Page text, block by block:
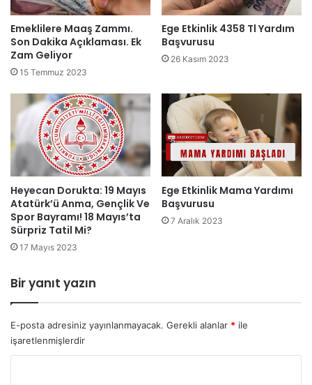
Emeklilere Maaş Zammı.
Son Dakika Açıklaması. Ek
Zam Geliyor
15 Temmuz 2023
Ege Etkinlik 4358 Tl Yardım
Başvurusu
26 Kasım 2023
Heyecan Dorukta: 19 Mayıs
Atatürk’ü Anma, Gençlik Ve
Spor Bayramı! 18 Mayıs’ta
Sürpriz Tatil Mi?
17 Mayıs 2023
Ege Etkinlik Mama Yardımı
Başvurusu
7 Aralık 2023
Bir yanıt yazın
E-posta adresiniz yayınlanmayacak. Gerekli alanlar * ile
işaretlenmişlerdir